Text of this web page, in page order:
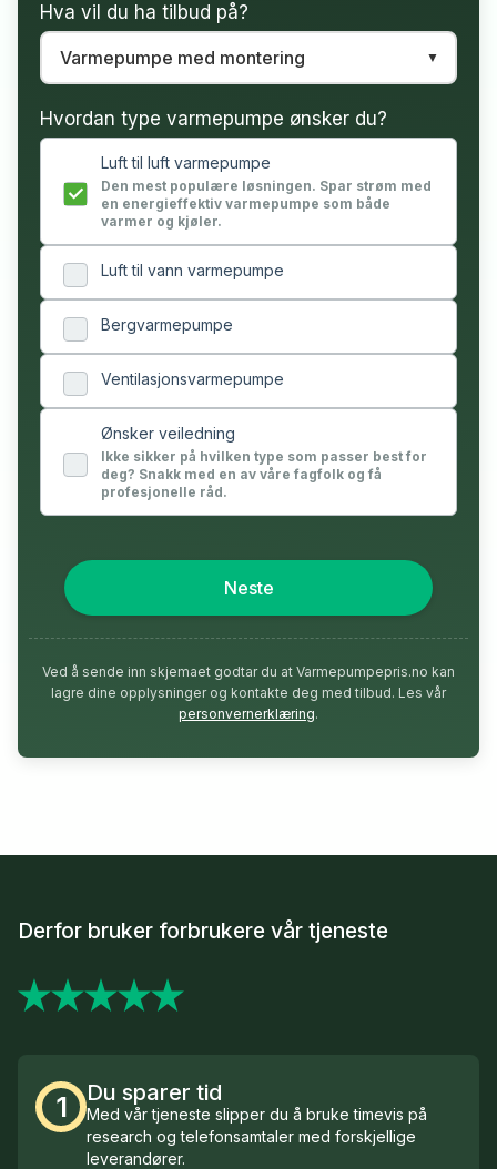
Hva vil du ha tilbud på?
Hvordan type varmepumpe ønsker du?
Luft til luft varmepumpe
Den mest populære løsningen. Spar strøm med
en energieffektiv varmepumpe som både
varmer og kjøler.
Luft til vann varmepumpe
Bergvarmepumpe
Ventilasjonsvarmepumpe
Ønsker veiledning
Ikke sikker på hvilken type som passer best for
deg? Snakk med en av våre fagfolk og få
profesjonelle råd.
Neste
Ved å sende inn skjemaet godtar du at Varmepumpepris.no kan
lagre dine opplysninger og kontakte deg med tilbud. Les vår
personvernerklæring.
Derfor bruker forbrukere vår tjeneste
1 Du sparer tid
Med vår tjeneste slipper du å bruke timevis på
research og telefonsamtaler med forskjellige
leverandører.